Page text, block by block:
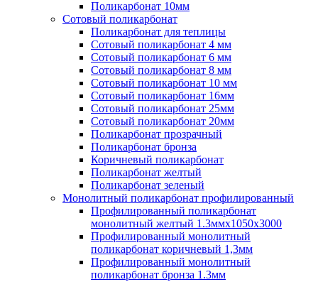
Поликарбонат 10мм
Сотовый поликарбонат
Поликарбонат для теплицы
Сотовый поликарбонат 4 мм
Сотовый поликарбонат 6 мм
Сотовый поликарбонат 8 мм
Сотовый поликарбонат 10 мм
Сотовый поликарбонат 16мм
Сотовый поликарбонат 25мм
Сотовый поликарбонат 20мм
Поликарбонат прозрачный
Поликарбонат бронза
Коричневый поликарбонат
Поликарбонат желтый
Поликарбонат зеленый
Монолитный поликарбонат профилированный
Профилированный поликарбонат
монолитный желтый 1.3ммх1050х3000
Профилированный монолитный
поликарбонат коричневый 1,3мм
Профилированный монолитный
поликарбонат бронза 1.3мм